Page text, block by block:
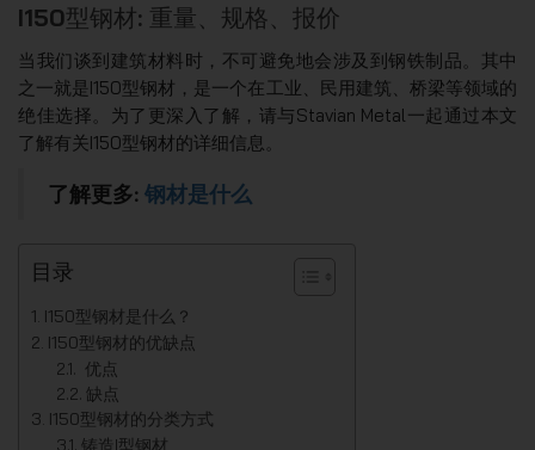
I150型钢材: 重量、规格、报价
当我们谈到建筑材料时，不可避免地会涉及到钢铁制品。其中
之一就是I150型钢材，是一个在工业、民用建筑、桥梁等领域的
绝佳选择。为了更深入了解，请与Stavian Metal一起通过本文
了解有关I150型钢材的详细信息。
了解更多: 钢材是什么
目录
I150型钢材是什么？
I150型钢材的优缺点
优点
缺点
I150型钢材的分类方式
铸造I型钢材